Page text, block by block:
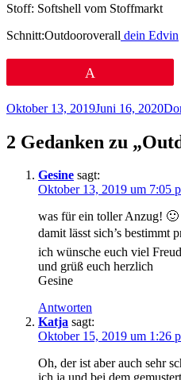
Stoff: Softshell vom Stoffmarkt
Schnitt:Outdooroverall dein Edvin
Veröffentlicht
Oktober 13, 2019Juni 16, 2020
2 Gedanken zu
Gesine sagt:
Oktober 13, 2019 um 7:05
was für ein toller Anzug! 🙂
damit lässt sich’s bestimmt
ich wünsche euch viel
und grüß euch herzlich
Gesine
Antworten
Katja sagt:
Oktober 15, 2019 um 1:26
Oh, der ist aber auch sehr